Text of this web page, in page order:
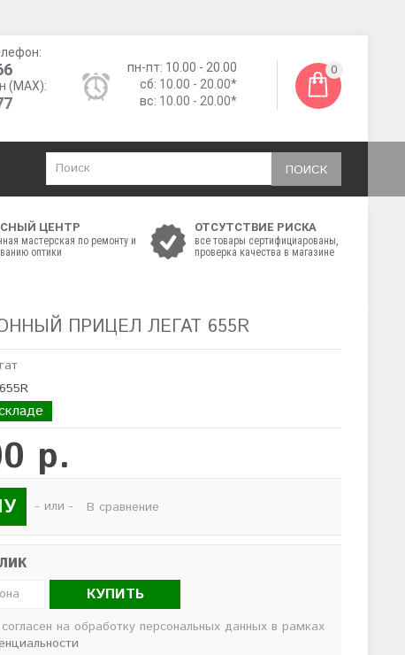
(MAX):
пн-пт: 10.00 - 20.00
сб: 10.00 - 20.00*
вс: 10.00 - 20.00*
0
ПОИСК
ЦЕНТР
мастерская по ремонту и
оптики
ОТСУТСТВИЕ РИСКА
все товары сертифициарованы,
проверка качества в магазине
ПРИЦЕЛ ЛЕГАТ 655R
р.
- или - В сравнение
КУПИТЬ
на обработку персональных данных в рамках